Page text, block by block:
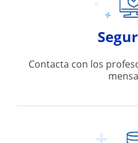
Contacta con los